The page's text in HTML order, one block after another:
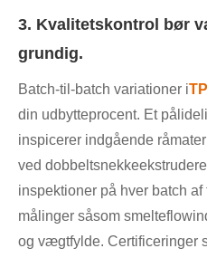
3. Kvalitetskontrol bør
grundig.
Batch-til-batch variationer i
din udbytteprocent. Et
inspicerer indgående
ved
inspektioner på hver batch
målinger såsom
og vægtfylde. Certificeringer